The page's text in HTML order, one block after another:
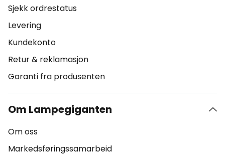
Sjekk ordrestatus
Levering
Kundekonto
Retur & reklamasjon
Garanti fra produsenten
Om Lampegiganten
Om oss
Markedsføringssamarbeid